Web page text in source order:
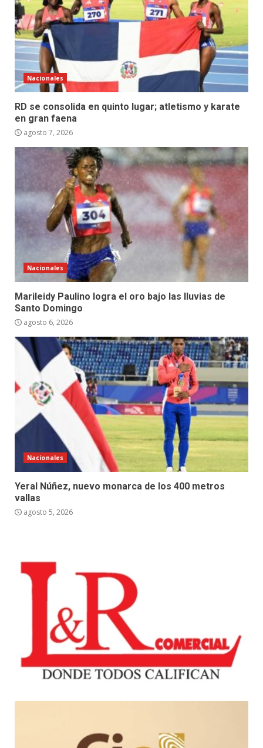
Nacionales
RD se consolida en quinto lugar; atletismo y karate
en gran faena
agosto 7, 2026
Nacionales
Marileidy Paulino logra el oro bajo las lluvias de
Santo Domingo
agosto 6, 2026
Nacionales
Yeral Núñez, nuevo monarca de los 400 metros
vallas
agosto 5, 2026